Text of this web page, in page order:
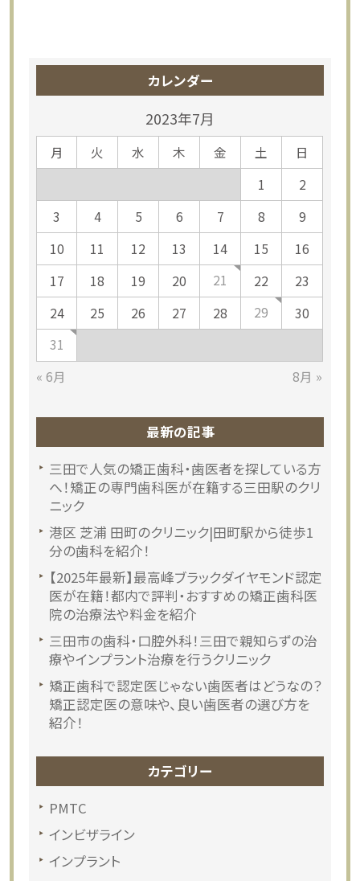
カレンダー
2023年7月
月 火 水 木 金 土 日
« 6月 8月 »
1
2
3
4 5 6 7 8
9
10
11 12 13 14 15
16
17
18 19 20 21 22
23
24
25 26 27 28 29
30
31
最新の記事
三田で人気の矯正歯科・歯医者を探している方
へ！矯正の専門歯科医が在籍する三田駅のクリ
ニック
港区 芝浦 田町のクリニック|田町駅から徒歩1
分の歯科を紹介！
【2025年最新】最高峰ブラックダイヤモンド認定
医が在籍！都内で評判・おすすめの矯正歯科医
院の治療法や料金を紹介
三田市の歯科・口腔外科！三田で親知らずの治
療やインプラント治療を行うクリニック
矯正歯科で認定医じゃない歯医者はどうなの？
矯正認定医の意味や、良い歯医者の選び方を
紹介！
カテゴリー
PMTC
インビザライン
インプラント